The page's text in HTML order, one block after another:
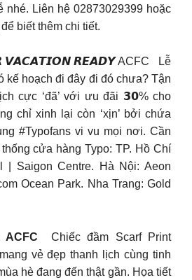
nhé. Liên hệ 02873029399 hoặc
biết thêm chi tiết.
𝙑𝘼𝘾𝘼𝙏𝙄𝙊𝙉 𝙍𝙀𝘼𝘿𝙔 ACFC Lễ
kế hoạch đi đây đi đó chưa? Tận
cực ‘đã’ với ưu đãi 𝟯𝟬% cho
chỉ xinh lại còn ‘xịn’ bởi chứa
#Typofans vi vu mọi nơi. Cần
cửa hàng Typo: TP. Hồ Chí
| Saigon Centre. Hà Nội: Aeon
Ocean Park. Nha Trang: Gold
ACFC
Chiếc đầm Scarf Print
vẻ đẹp thanh lịch cùng tinh
hè đang đến thật gần. Họa tiết